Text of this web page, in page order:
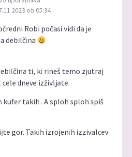
ob 05:34
Robi počasi vidi da je
debilčina
ti, ki rineš temo zjutraj
dneve izživljate.
kufer takih . A sploh sploh spiš
gor. Takih izrojenih izzivalcev